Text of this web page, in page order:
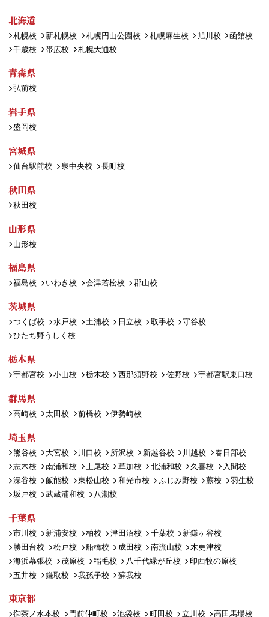
北海道
札幌校 新札幌校 札幌円山公園校 札幌麻生校 旭川校
函館校
千歳校
帯広校 札幌大通校
青森県
弘前校
岩手県
盛岡校
宮城県
仙台駅前校 泉中央校 長町校
秋田県
秋田校
山形県
山形校
福島県
福島校 いわき校 会津若松校 郡山校
茨城県
つくば校 水戸校 土浦校 日立校 取手校
守谷校
ひたち野うしく校
栃木県
宇都宮校 小山校 栃木校 西那須野校 佐野校 宇都宮駅東口校
群馬県
高崎校 太田校 前橋校 伊勢崎校
埼玉県
熊谷校 大宮校 川口校 所沢校 新越谷校 川越校
春日部校
志木校
南浦和校 上尾校 草加校 北浦和校 久喜校
入間校
深谷校
飯能校 東松山校 和光市校 ふじみ野校 蕨校
羽生校
坂戸校
武蔵浦和校 八潮校
千葉県
市川校 新浦安校 柏校 津田沼校 千葉校
新鎌ヶ谷校
勝田台校
松戸校 船橋校 成田校 南流山校
木更津校
海浜幕張校
茂原校 稲毛校 八千代緑が丘校
印西牧の原校
五井校
鎌取校 我孫子校 蘇我校
東京都
御茶ノ水本校 門前仲町校 池袋校 町田校 立川校 高田馬場校